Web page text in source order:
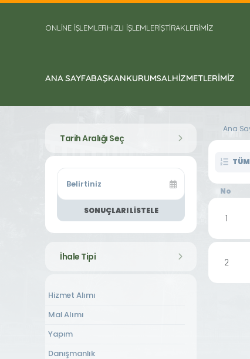
ONLİNE İŞLEMLERHIZLI İŞLEMLERİŞTİRAKLERİMİZ
ANA SAYFABAŞKANKURUMSALHIZMETLERIMIZ
Tarih Aralığı Seç
SONUÇLARI LISTELE
İhale Tipi
Hizmet Alımı
Mal Alımı
Yapım
Danışmanlık
Ana
No
1
2